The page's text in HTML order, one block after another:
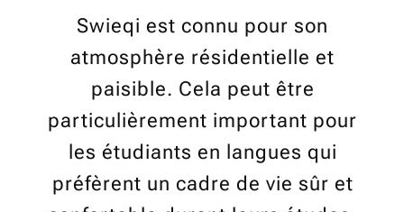
Swieqi est connu pour son
atmosphère résidentielle et
paisible. Cela peut être
particulièrement important pour
les étudiants en langues qui
préfèrent un cadre de vie sûr et